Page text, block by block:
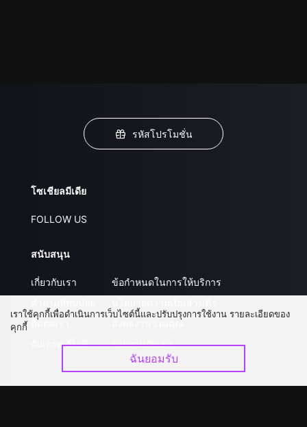
รหัสโปรโมชั่น
โซเชียลมีเดีย
FOLLOW US
สนับสนุน
เกี่ยวกับเรา
ติดต่อเรา
อัปเกรด วีไอพี
ข้อกำหนดในการให้บริการ
ส่งผลงานของคุณ
ร่วมงานกับเรา
เราใช้คุกกี้เพื่อดำเนินการเว็บไซต์นี้และปรับปรุงการใช้งาน รายละเอียดของ
คุกกี้
ฉันยอมรับ